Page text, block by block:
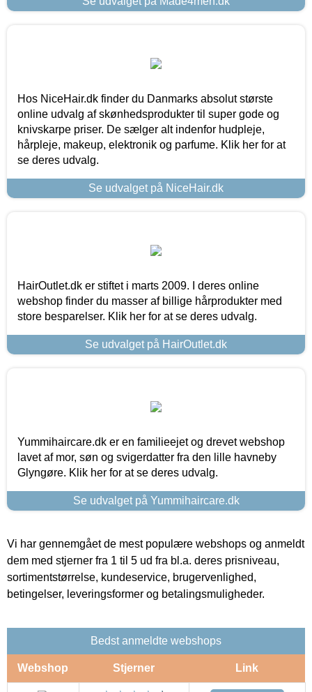
Hos NiceHair.dk finder du Danmarks absolut største
online udvalg af skønhedsprodukter til super gode og
knivskarpe priser. De sælger alt indenfor hudpleje,
hårpleje, makeup, elektronik og parfume. Klik her for at
se deres udvalg.
Se udvalget på NiceHair.dk
HairOutlet.dk er stiftet i marts 2009. I deres online
webshop finder du masser af billige hårprodukter med
store besparelser. Klik her for at se deres udvalg.
Se udvalget på HairOutlet.dk
Yummihaircare.dk er en familieejet og drevet webshop
lavet af mor, søn og svigerdatter fra den lille havneby
Glyngøre. Klik her for at se deres udvalg.
Se udvalget på Yummihaircare.dk
Vi har gennemgået de mest populære webshops og anmeldt
dem med stjerner fra 1 til 5 ud fra bl.a. deres prisniveau,
sortimentstørrelse, kundeservice, brugervenlighed,
betingelser, leveringsformer og betalingsmuligheder.
Bedst anmeldte webshops
Webshop Stjerner Link